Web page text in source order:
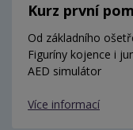
Kurz první
Od základního
Figuríny kojence i
AED simulátor
Více informací